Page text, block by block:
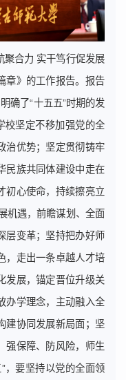
聚合力 实干笃行促发展
章》的工作报告。报告
确了“十五五”时期的发
校坚定不移加强党的全
治优势；坚定贯彻铸牢
民族共同体建设中走在
初心使命，持续擦亮立
机遇，前瞻谋划、全面
层变革；坚持把办好师
，走出一条卓越人才培
发展，锚定晋位升级关
办学理念，主动融入全
建协同发展新局面；坚
强保障、防风险，师生
，要坚持以党的全面领